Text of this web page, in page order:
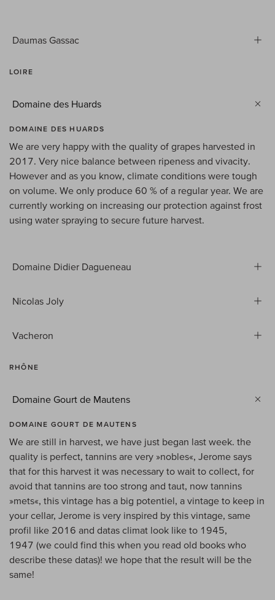
Daumas Gassac
LOIRE
Domaine des Huards
DOMAINE DES HUARDS
We are very happy with the quality of grapes harvested in
2017. Very nice balance between ripeness and vivacity.
However and as you know, climate conditions were tough
on volume. We only produce 60 % of a regular year. We are
currently working on increasing our protection against frost
using water spraying to secure future harvest.
Domaine Didier Dagueneau
Nicolas Joly
Vacheron
RHÔNE
Domaine Gourt de Mautens
DOMAINE GOURT DE MAUTENS
We are still in harvest, we have just began last week. the
quality is perfect, tannins are very »nobles«, Jerome says
that for this harvest it was necessary to wait to collect, for
avoid that tannins are too strong and taut, now tannins
»mets«, this vintage has a big potentiel, a vintage to keep in
your cellar, Jerome is very inspired by this vintage, same
profil like 2016 and datas climat look like to 1945,
1947 (we could find this when you read old books who
describe these datas)! we hope that the result will be the
same!